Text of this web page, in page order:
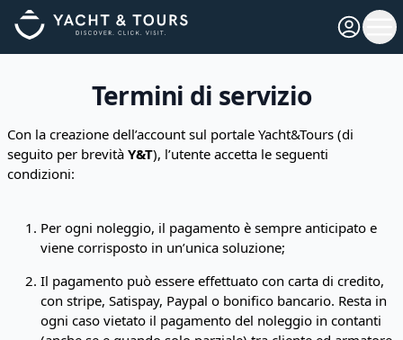
Open
Termini di servizio
Con la creazione dell’account sul portale Yacht&Tours (di
seguito per brevità Y&T), l’utente accetta le seguenti
condizioni:
Per ogni noleggio, il pagamento è sempre anticipato e
viene corrisposto in un’unica soluzione;
Il pagamento può essere effettuato con carta di credito,
con stripe, Satispay, Paypal o bonifico bancario. Resta in
ogni caso vietato il pagamento del noleggio in contanti